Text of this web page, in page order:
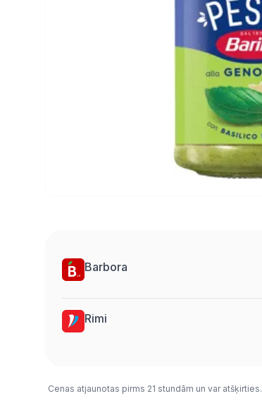
Barbora
Rimi
Cenas atjaunotas pirms 21 stundām un var atšķirties.